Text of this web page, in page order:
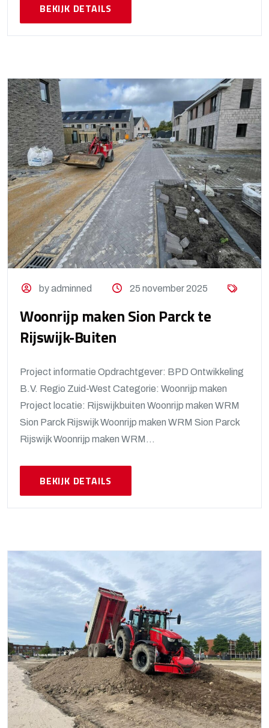
BEKIJK DETAILS
by adminned 25 november 2025
Woonrijp maken Sion Parck te
Rijswijk-Buiten
Project informatie Opdrachtgever: BPD Ontwikkeling
B.V. Regio Zuid-West Categorie: Woonrijp maken
Project locatie: Rijswijkbuiten Woonrijp maken WRM
Sion Parck Rijswijk Woonrijp maken WRM Sion Parck
Rijswijk Woonrijp maken WRM...
BEKIJK DETAILS